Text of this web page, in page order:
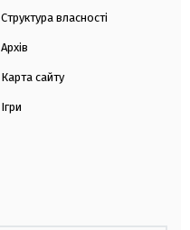
Структура власності
Архів
Карта сайту
Ігри